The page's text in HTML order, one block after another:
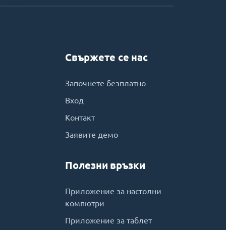
Свържете се нас
Започнете безплатно
Вход
Контакт
Заявите демо
Полезни връзки
Приложение за настолни
компютри
Приложение за таблет